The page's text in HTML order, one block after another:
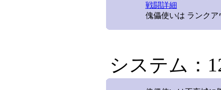
戦闘詳細
傀儡使いは ランク
システム：